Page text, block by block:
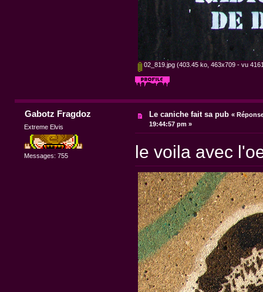
02_819.jpg (403.45 ko, 463x709 - vu
Gabotz Fragdoz
Extreme Elvis
Messages: 755
Le caniche fait sa pub «
19:44:57 pm »
le voila avec